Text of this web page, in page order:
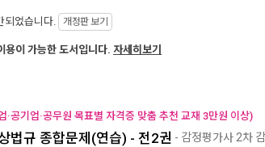
되었습니다. 개정판 보기
용이 가능한 도서입니다. 자세히보기
·공기업·공무원 목표별 자격증 맞춤 추천 교재 3만원 이상)
법규 종합문제(연습) - 전2권 - 감정평가사 2차